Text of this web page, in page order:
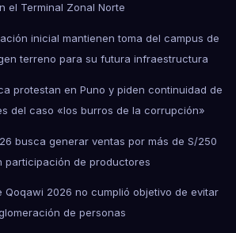
el Terminal Zonal Norte
inicial mantienen toma del campus de
terreno para su futura infraestructura
protestan en Puno y piden continuidad de
del caso «los burros de la corrupción»
busca generar ventas por más de S/250
participación de productores
Qoqawi 2026 no cumplió objetivo de evitar
de personas